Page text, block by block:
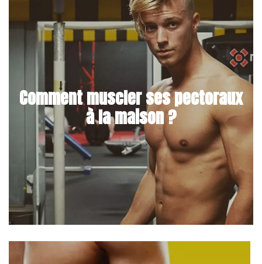
Comment muscler ses pectoraux
à la maison ?